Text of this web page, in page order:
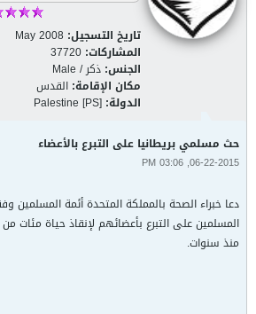
تاريخ التسجيل: May 2008
المشاركات: 37720
الجنس: ذكر / Male
مكان الإقامة: القدس
الدولة: Palestine [PS]
حث مسلمي بريطانيا على التبرع بالأعضاء
06-22-2015, 03:06 PM
دعا خبراء الصحة بالمملكة المتحدة أئمة
المسلمين على التبرع بأعضائهم لإنقاذ حياة مئات
منذ سنوات.